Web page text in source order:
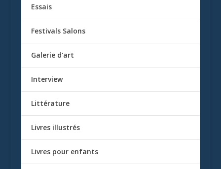
Essais
Festivals Salons
Galerie d'art
Interview
Littérature
Livres illustrés
Livres pour enfants